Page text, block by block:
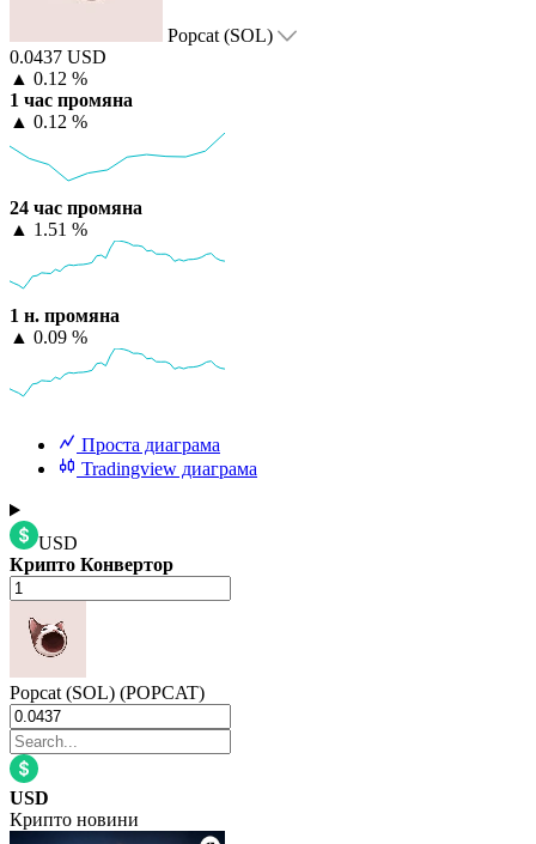
Popcat (SOL)
0.0437 USD
▲ 0.12 %
1 час промяна
▲ 0.12 %
24 час промяна
▲ 1.51 %
1 н. промяна
▲ 0.09 %
Проста диаграма
Tradingview диаграма
USD
Крипто Конвертор
Popcat (SOL) (POPCAT)
USD
Крипто новини